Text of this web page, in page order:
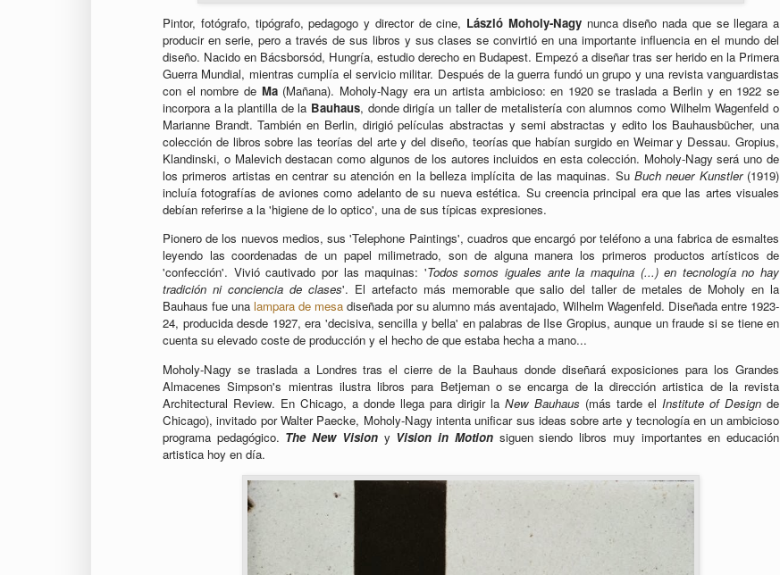
Pintor, fotógrafo, tipógrafo, pedagogo y director de cine, László Moholy-Nagynunca diseño nada que se llegara a
producir en serie, pero a través de sus libros y sus clases se convirtió en una importante influencia en el mundo del
diseño. Nacido en Bácsborsód, Hungría, estudio derecho en Budapest. Empezó a diseñar tras ser herido en la Primera
Guerra Mundial, mientras cumplía el servicio militar. Después de la guerra fundó un grupo y una revista vanguardistas
con el nombre de Ma(Mañana). Moholy-Nagy era un artista ambicioso: en 1920 se traslada a Berlin y en 1922 se
incorpora a la plantilla de la Bauhaus, donde dirigía un taller de metalistería con alumnos como Wilhelm Wagenfeld o
Marianne Brandt. También en Berlin, dirigió películas abstractas y semi abstractas y edito los Bauhausbücher, una
colección de libros sobre las teorías del arte y del diseño, teorías que habían surgido en Weimar y Dessau. Gropius,
Klandinski, o Malevich destacan como algunos de los autores incluidos en esta colección. Moholy-Nagy será uno de
los primeros artistas en centrar su atención en la belleza implícita de las maquinas. Su Buch neuer Kunstler(1919)
incluía fotografías de aviones como adelanto de su nueva estética. Su creencia principal era que las artes visuales
debían referirse a la 'higiene de lo optico', una de sus típicas expresiones.
Pionero de los nuevos medios, sus 'Telephone Paintings', cuadros que encargó por teléfono a una fabrica de esmaltes
leyendo las coordenadas de un papel milimetrado, son de alguna manera los primeros productos artísticos de
'confección'. Vivió cautivado por las maquinas: 'Todos somos iguales ante la maquina (...) en tecnología no hay
tradición ni conciencia de clases'. El artefacto más memorable que salio del taller de metales de Moholy en la
Bauhaus fue una lampara de mesa diseñada por su alumno más aventajado, Wilhelm Wagenfeld. Diseñada entre 1923-
24, producida desde 1927, era 'decisiva, sencilla y bella' en palabras de Ilse Gropius, aunque un fraude si se tiene en
cuenta su elevado coste de producción y el hecho de que estaba hecha a mano...
Moholy-Nagy se traslada a Londres tras el cierre de la Bauhaus donde diseñará exposiciones para los Grandes
Almacenes Simpson's mientras ilustra libros para Betjeman o se encarga de la dirección artistica de la revista
Architectural Review. En Chicago, a donde llega para dirigir la New Bauhaus (más tarde el Institute of Design de
Chicago), invitado por Walter Paecke, Moholy-Nagy intenta unificar sus ideas sobre arte y tecnología en un ambicioso
programa pedagógico. The New Visiony Vision in Motionsiguen siendo libros muy importantes en educación
artistica hoy en día.